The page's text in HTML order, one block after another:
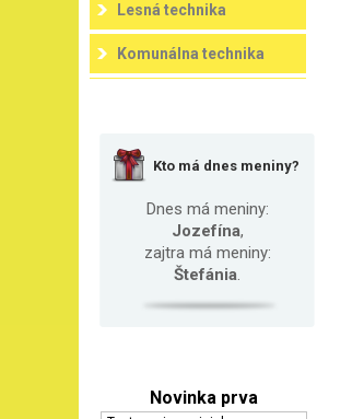
Lesná technika
Komunálna technika
Kto má dnes meniny?
Dnes má meniny:
Jozefína,
zajtra má meniny:
Štefánia.
Novinka prva